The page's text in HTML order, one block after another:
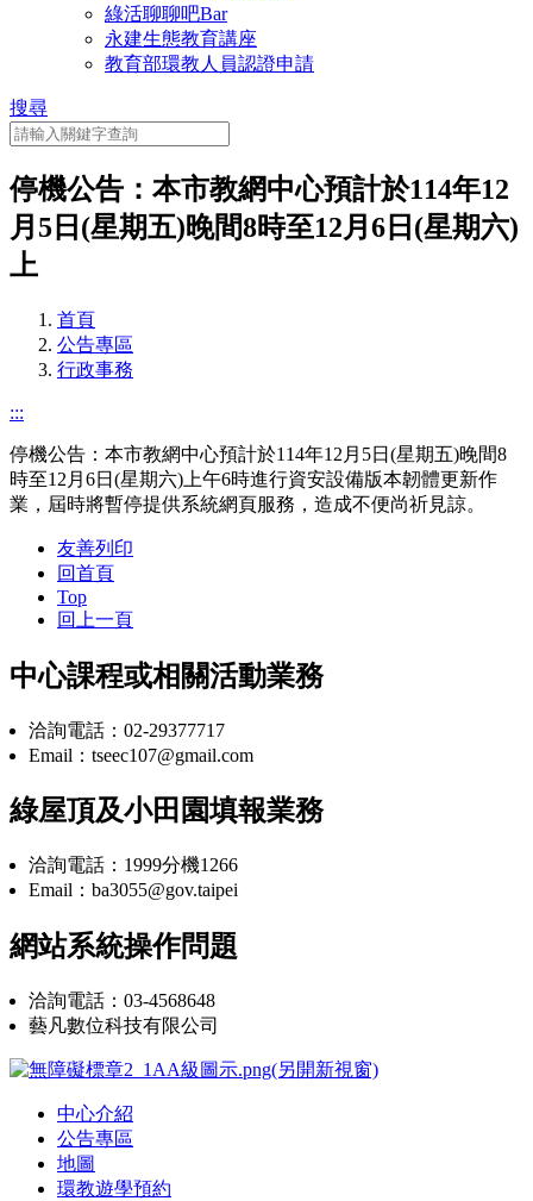
綠活聊聊吧Bar
永建生態教育講座
教育部環教人員認證申請
搜尋
停機公告：本市教網中心預計於114年12
月5日(星期五)晚間8時至12月6日(星期六)
上
首頁
公告專區
行政事務
:::
停機公告：本市教網中心預計於114年12月5日(星期五)晚間8
時至12月6日(星期六)上午6時進行資安設備版本韌體更新作
業，屆時將暫停提供系統網頁服務，造成不便尚祈見諒。
友善列印
回首頁
Top
回上一頁
中心課程或相關活動業務
洽詢電話：02-29377717
Email：tseec107@gmail.com
綠屋頂及小田園填報業務
洽詢電話：1999分機1266
Email：ba3055@gov.taipei
網站系統操作問題
洽詢電話：03-4568648
藝凡數位科技有限公司
中心介紹
公告專區
地圖
環教遊學預約